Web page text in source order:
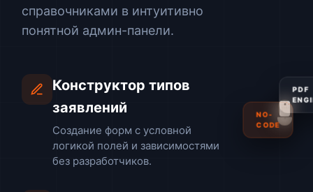
справочниками в интуитивно
понятной админ-панели.
Конструктор типов
заявлений
Создание форм с условной
логикой полей и зависимостями
без разработчиков.
CODE
PDF